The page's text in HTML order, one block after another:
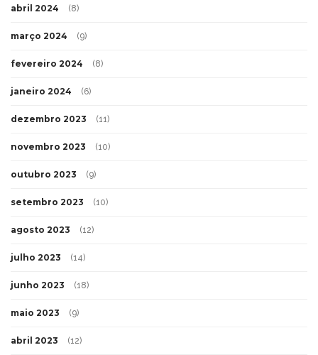
abril 2024 (8)
março 2024 (9)
fevereiro 2024 (8)
janeiro 2024 (6)
dezembro 2023 (11)
novembro 2023 (10)
outubro 2023 (9)
setembro 2023 (10)
agosto 2023 (12)
julho 2023 (14)
junho 2023 (18)
maio 2023 (9)
abril 2023 (12)